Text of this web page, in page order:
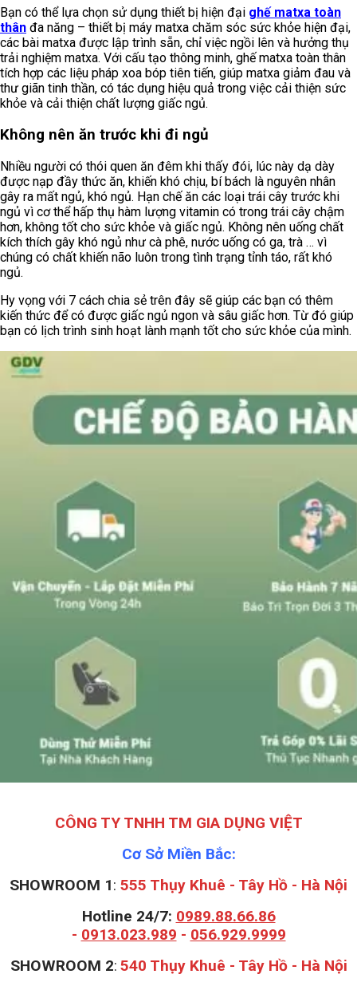
Bạn có thể lựa chọn sử dụng thiết bị hiện đại ghế matxa toàn
thân đa năng – thiết bị máy matxa chăm sóc sức khỏe hiện đại,
các bài matxa được lập trình sẵn, chỉ việc ngồi lên và hưởng thụ
trải nghiệm matxa. Với cấu tạo thông minh, ghế matxa toàn thân
tích hợp các liệu pháp xoa bóp tiên tiến, giúp matxa giảm đau và
thư giãn tinh thần, có tác dụng hiệu quả trong việc cải thiện sức
khỏe và cải thiện chất lượng giấc ngủ.
Không nên ăn trước khi đi ngủ
Nhiều người có thói quen ăn đêm khi thấy đói, lúc này dạ dày
được nạp đầy thức ăn, khiến khó chịu, bí bách là nguyên nhân
gây ra mất ngủ, khó ngủ. Hạn chế ăn các loại trái cây trước khi
ngủ vì cơ thể hấp thụ hàm lượng vitamin có trong trái cây chậm
hơn, không tốt cho sức khỏe và giấc ngủ. Không nên uống chất
kích thích gây khó ngủ như cà phê, nước uống có ga, trà … vì
chúng có chất khiến não luôn trong tình trạng tỉnh táo, rất khó
ngủ.
Hy vọng với 7 cách chia sẻ trên đây sẽ giúp các bạn có thêm
kiến thức để có được giấc ngủ ngon và sâu giấc hơn. Từ đó giúp
bạn có lịch trình sinh hoạt lành mạnh tốt cho sức khỏe của mình.
CÔNG TY TNHH TM GIA DỤNG VIỆT
Cơ Sở Miền Bắc:
SHOWROOM 1: 555 Thụy Khuê - Tây Hồ - Hà Nội
Hotline 24/7: 0989.88.66.86
- 0913.023.989 - 056.929.9999
SHOWROOM 2: 540 Thụy Khuê - Tây Hồ - Hà Nội